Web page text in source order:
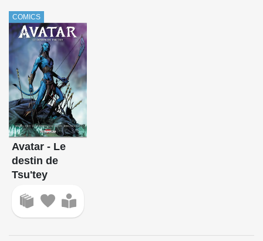
COMICS
Avatar - Le
destin de
Tsu'tey